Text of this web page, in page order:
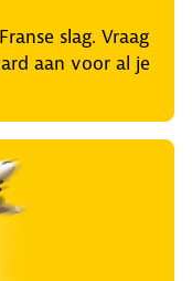
slag. Vraag
aan voor al je